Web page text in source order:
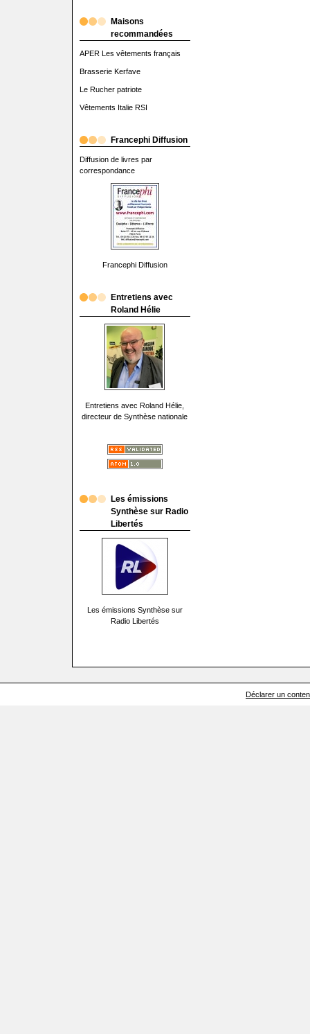
Maisons
recommandées
APER Les vêtements français
Brasserie Kerfave
Le Rucher patriote
Vêtements Italie RSI
Francephi Diffusion
Diffusion de livres par
correspondance
Francephi Diffusion
Entretiens avec
Roland Hélie
Entretiens avec Roland Hélie,
directeur de Synthèse nationale
Les émissions
Synthèse sur Radio
Libertés
Les émissions Synthèse sur
Radio Libertés
Déclarer un